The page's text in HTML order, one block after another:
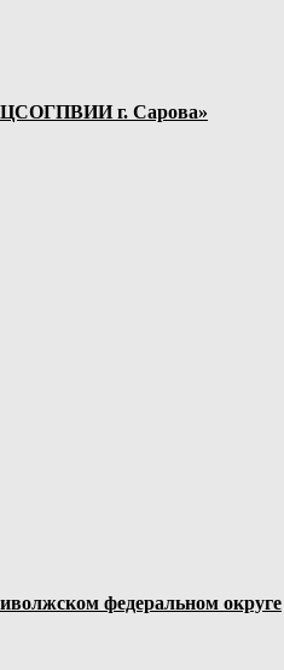
«ЦСОГПВИИ г. Сарова»
федеральном округе